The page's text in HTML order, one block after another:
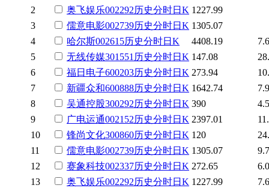
2
奥飞娱乐002292历史分时日K 1227.99
3
儒意电影002739历史分时日K 1305.07
4
哈尔斯002615历史分时日K 4408.19
5
无线传媒301551 历史分时日K 147.08
6
福日电子600203历史分时日K 273.94
7
新疆众和600888历史分时日K 1642.74
8
吴通控股300292历史分时日K 390
9
广电运通002152历史分时日K 2397.01
10
锋尚文化300860历史分时日K 120
11
儒意电影002739历史分时日K 1305.07
12
赛象科技002337历史分时日K 272.65
13
奥飞娱乐002292历史分时日K 1227.99